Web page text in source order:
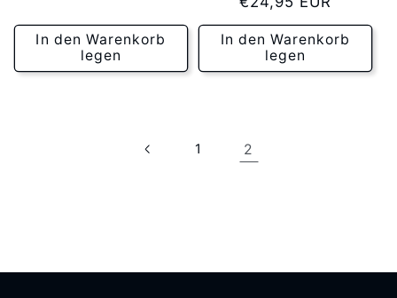
In den Warenkorb
legen
In den Warenkorb
legen
1 2